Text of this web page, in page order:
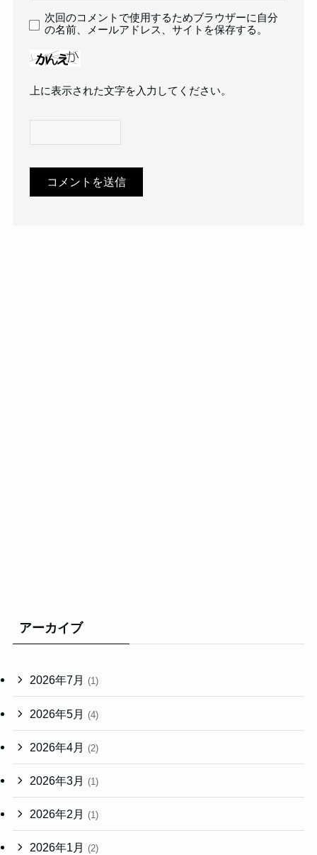
次回のコメントで使用するためブラウザーに自分
の名前、メールアドレス、サイトを保存する。
上に表示された文字を入力してください。
アーカイブ
2026年7月 (1)
2026年5月 (4)
2026年4月 (2)
2026年3月 (1)
2026年2月 (1)
2026年1月 (2)